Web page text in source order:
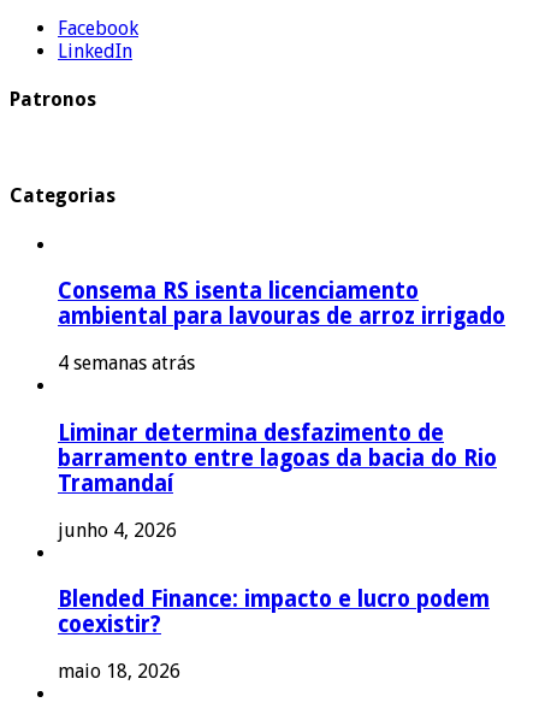
Facebook
LinkedIn
Patronos
Categorias
Consema RS isenta licenciamento
ambiental para lavouras de arroz irrigado
4 semanas atrás
Liminar determina desfazimento de
barramento entre lagoas da bacia do Rio
Tramandaí
junho 4, 2026
Blended Finance: impacto e lucro podem
coexistir?
maio 18, 2026